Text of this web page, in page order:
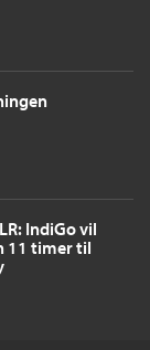
IndiGo vil
11 timer til